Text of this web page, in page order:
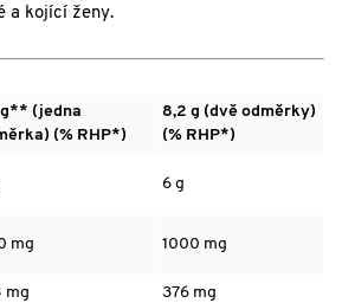
a kojící ženy.
g** (jedna
(% RHP*)
8,2 g (dvě odměrky)
(% RHP*)
6 g
mg 1000 mg
mg 376 mg